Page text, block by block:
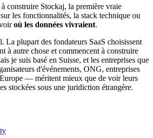
construire Stockaj, la première vraie
les fonctionnalités, la stack technique ou
où les données vivraient.
La plupart des fondateurs SaaS choisissent
à autre chose et commencent à construire
je suis basé en Suisse, et les entreprises que
d'événements, ONG, entreprises
— méritent mieux que de voir leurs
stockées sous une juridiction étrangère.